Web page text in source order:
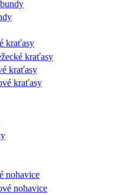
kraťasy
kraťasy
kraťasy
kraťasy
nohavice
nohavice